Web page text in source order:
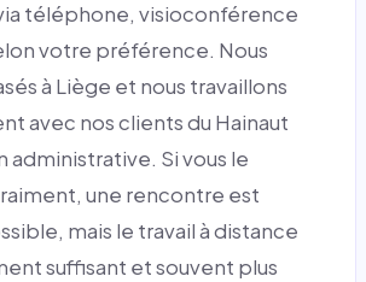
téléphone, visioconférence
votre préférence. Nous
à Liège et nous travaillons
avec nos clients du Hainaut
administrative. Si vous le
une rencontre est
mais le travail à distance
suffisant et souvent plus